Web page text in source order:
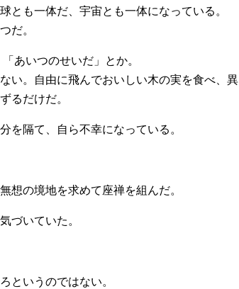
とも一体だ、宇宙とも一体になっている。
だ。
あいつのせいだ」とか。
い。自由に飛んでおいしい木の実を食べ、異
るだけだ。
隔て、自ら不幸になっている。
の境地を求めて座禅を組んだ。
づいていた。
というのではない。